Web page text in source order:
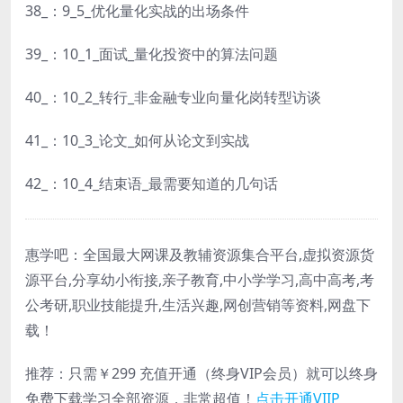
38_：9_5_优化量化实战的出场条件
39_：10_1_面试_量化投资中的算法问题
40_：10_2_转行_非金融专业向量化岗转型访谈
41_：10_3_论文_如何从论文到实战
42_：10_4_结束语_最需要知道的几句话
惠学吧：全国最大网课及教辅资源集合平台,虚拟资源货
源平台,分享幼小衔接,亲子教育,中小学学习,高中高考,考
公考研,职业技能提升,生活兴趣,网创营销等资料,网盘下
载！
推荐：只需￥299 充值开通（终身VIP会员）就可以终身
免费下载学习全部资源，非常超值！ 点击开通VIIP